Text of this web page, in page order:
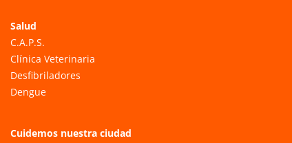
Salud
C.A.P.S.
Clínica Veterinaria
Desfibriladores
Dengue
Cuidemos nuestra ciudad